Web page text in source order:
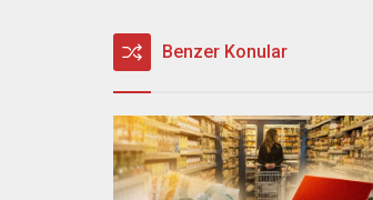
Benzer Konular